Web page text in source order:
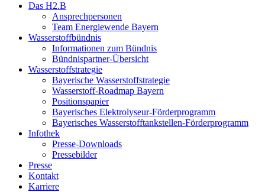
Das H2.B
Ansprechpersonen
Team Energiewende Bayern
Wasserstoffbündnis
Informationen zum Bündnis
Bündnispartner-Übersicht
Wasserstoffstrategie
Bayerische Wasserstoffstrategie
Wasserstoff-Roadmap Bayern
Positionspapier
Bayerisches Elektrolyseur-Förderprogramm
Bayerisches Wasserstofftankstellen-Förderprogramm
Infothek
Presse-Downloads
Pressebilder
Presse
Kontakt
Karriere